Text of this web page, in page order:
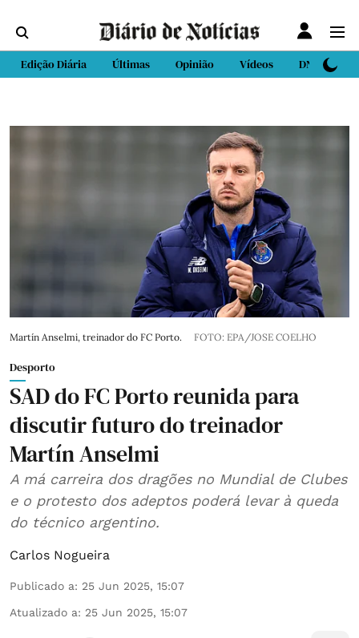
Edição Diária Últimas Opinião Vídeos DN Sport
Martín Anselmi, treinador do FC Porto. FOTO: EPA/JOSE COELHO
Desporto
SAD do FC Porto reunida para
discutir futuro do treinador
Martín Anselmi
A má carreira dos dragões no Mundial de Clubes
e o protesto dos adeptos poderá levar à queda
do técnico argentino.
Carlos Nogueira
Publicado a: 25 Jun 2025, 15:07
Atualizado a: 25 Jun 2025, 15:07